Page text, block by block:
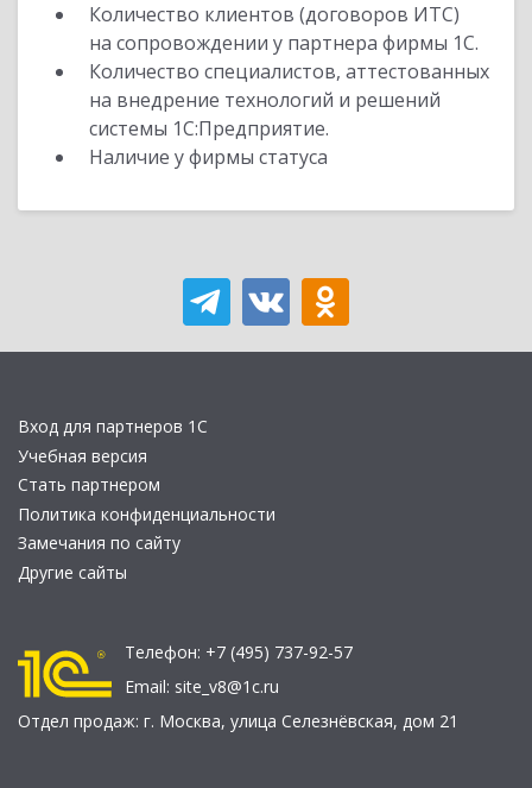
Количество клиентов (договоров ИТС)
на сопровождении у партнера фирмы 1С.
Количество специалистов, аттестованных
на внедрение технологий и решений
системы 1С:Предприятие.
Наличие у фирмы статуса
Вход для партнеров 1С
Учебная версия
Стать партнером
Политика конфиденциальности
Замечания по сайту
Другие сайты
Телефон: +7 (495) 737-92-57
Email: site_v8@1c.ru
Отдел продаж: г. Москва, улица Селезнёвская, дом 21